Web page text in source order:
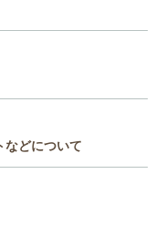
などについて